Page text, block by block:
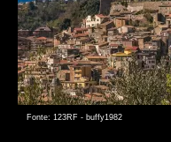
Fonte: 123RF - buffy1982